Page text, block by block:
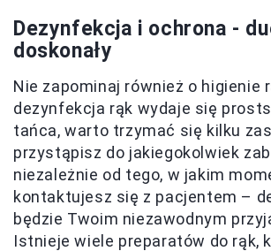
Dezynfekcja i ochrona -
doskonały
Nie zapominaj również o higienie
dezynfekcja rąk wydaje się
tańca, warto trzymać się kilku
przystąpisz do jakiegokolwiek
niezależnie od tego, w jakim
kontaktujesz się z pacjentem –
będzie Twoim niezawodnym
Istnieje wiele preparatów do rąk,